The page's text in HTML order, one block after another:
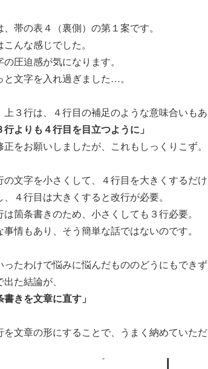
、帯の表４（裏側）の第１案です。
こんな感じでした。
の圧迫感が気になります。
と文字を入れ過ぎました…。
上３行は、４行目の補足のような意味合いもあ
行よりも４行目を目立つように」
正をお願いしましたが、これもしっくりこず。
の文字を小さくして、４行目を大きくするだ
、４行目は大きくすると改行が必要。
は箇条書きのため、小さくしても３行必要。
事情もあり、そう簡単な話ではないのです。
ったわけで悩みに悩んだもののどうにもでき
出た結論が、
書きを文章に直す」
を文章の形にすることで、うまく納めていた